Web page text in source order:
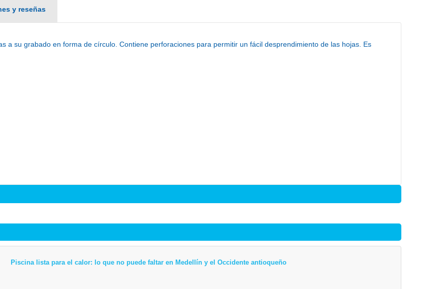
y reseñas
a su grabado en forma de círculo. Contiene perforaciones para permitir un fácil desprendimiento de las hojas. Es
Piscina lista para el calor: lo que no puede faltar en Medellín y el Occidente antioqueño